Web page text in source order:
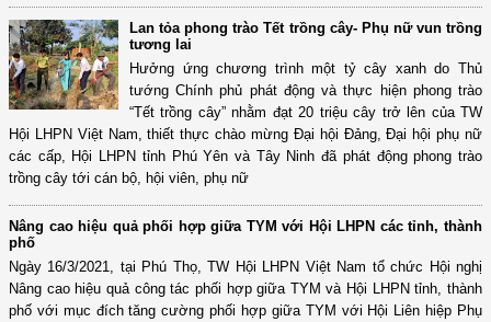
Lan tỏa phong trào Tết trồng cây- Phụ nữ vun trồng
tương lai
Hưởng ứng chương trình một tỷ cây xanh do Thủ
tướng Chính phủ phát động và thực hiện phong trào
“Tết trồng cây” nhằm đạt 20 triệu cây trở lên của TW
Hội LHPN Việt Nam, thiết thực chào mừng Đại hội Đảng, Đại hội phụ nữ
các cấp, Hội LHPN tỉnh Phú Yên và Tây Ninh đã phát động phong trào
trồng cây tới cán bộ, hội viên, phụ nữ
Nâng cao hiệu quả phối hợp giữa TYM với Hội LHPN các tỉnh, thành
phố
Ngày 16/3/2021, tại Phú Thọ, TW Hội LHPN Việt Nam tổ chức Hội nghị
Nâng cao hiệu quả công tác phối hợp giữa TYM và Hội LHPN tỉnh, thành
phố với mục đích tăng cường phối hợp giữa TYM với Hội Liên hiệp Phụ